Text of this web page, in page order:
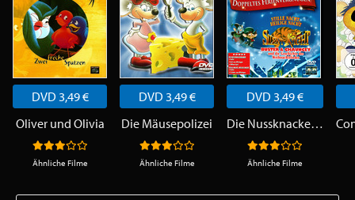
DVD 3,49 €
Oliver und Olivia
Ähnliche Filme
DVD 3,49 €
Die Mäusepolizei
Ähnliche Filme
DVD 3,49 €
Die Nussknacker-Bande & Stille Nacht, heilige Nacht
Ähnliche Filme